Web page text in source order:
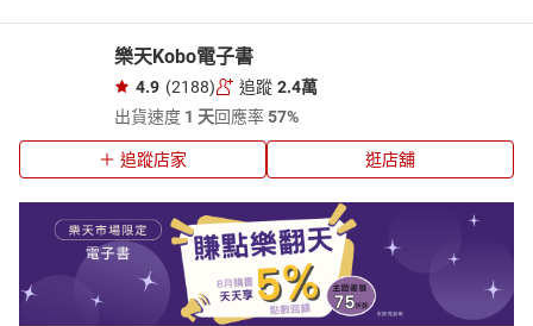
樂天Kobo電子書
4.9 (2188) 追蹤 2.4萬
出貨速度 1 天回應率57%
追蹤店家 逛店舖